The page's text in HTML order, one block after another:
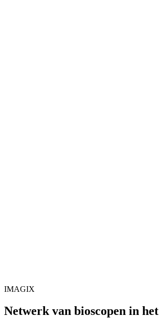
IMAGIX
Netwerk van bioscopen in